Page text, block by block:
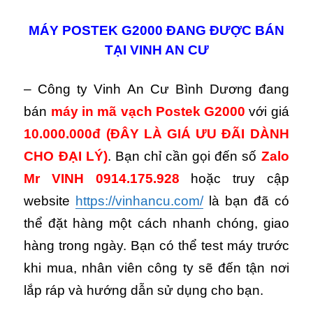
MÁY POSTEK G2000 ĐANG ĐƯỢC BÁN
TẠI VINH AN CƯ
– Công ty Vinh An Cư Bình Dương đang
bán máy in mã vạch Postek G2000 với giá
10.000.000đ (ĐÂY LÀ GIÁ ƯU ĐÃI DÀNH
CHO ĐẠI LÝ). Bạn chỉ cần gọi đến số Zalo
Mr VINH 0914.175.928 hoặc truy cập
website https://vinhancu.com/là bạn đã có
thể đặt hàng một cách nhanh chóng, giao
hàng trong ngày. Bạn có thể test máy trước
khi mua, nhân viên công ty sẽ đến tận nơi
lắp ráp và hướng dẫn sử dụng cho bạn.